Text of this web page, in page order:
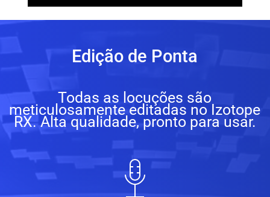
Edição de Ponta
Todas as locuções são
meticulosamente editadas no Izotope
RX. Alta qualidade, pronto para usar.